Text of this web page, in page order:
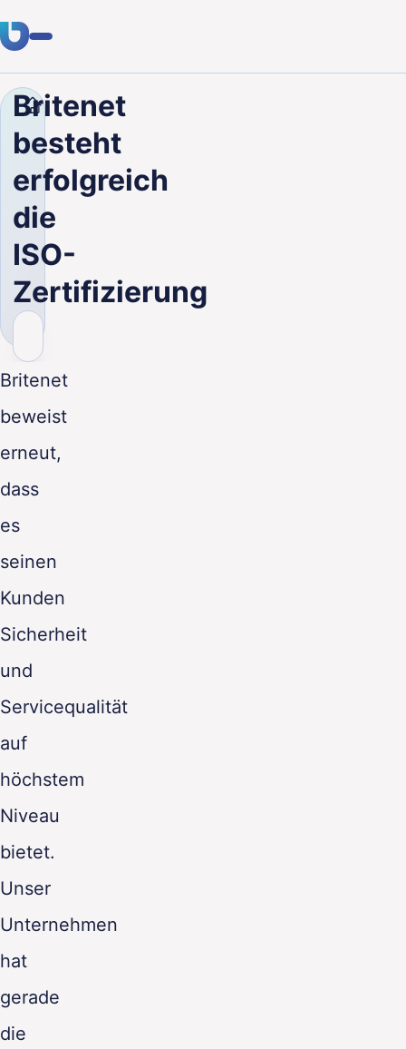
Fachwissen
Kunden
Branchen
Über uns
Karriere
Unternehmen
Britenet
besteht
erfolgreich
die
ISO-
Zertifizierung
Britenet
beweist
erneut,
dass
es
seinen
Kunden
Sicherheit
und
Servicequalität
auf
höchstem
Niveau
bietet.
Unser
Unternehmen
hat
gerade
die